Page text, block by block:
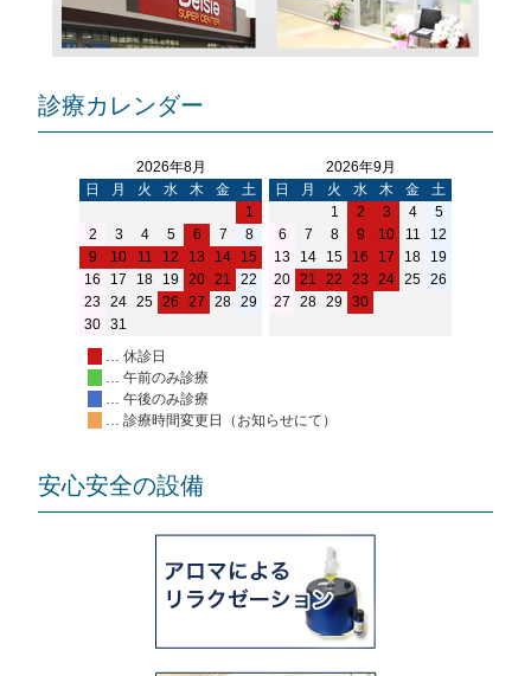
診療カレンダー
2026年8月
日
月 火 水 木 金
土
1
2
3 4 5 6 7
8
9
10 11 12 13 14
15
16
17 18 19 20 21
22
23 24 25 26 27 28 29
30 31
2026年9月
日
月 火 水 木 金
土
1
2 3 4
5
6
7 8 9 10 11
12
13
14 15 16 17 18
19
20 21 22 23 24 25 26
27
28 29 30
… 休診日
… 午前のみ診療
… 午後のみ診療
… 診療時間変更日（お知らせにて）
安心安全の設備